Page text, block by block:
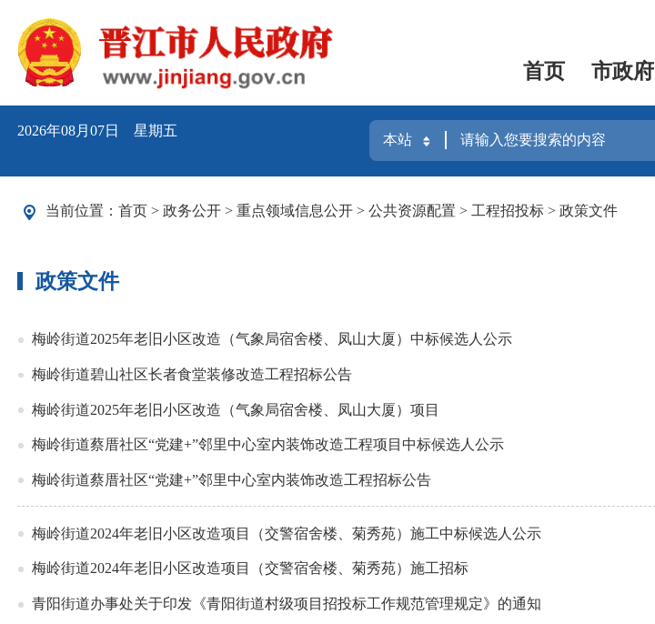
首页 市政府
2026年08月07日 星期五
当前位置： 首页 > 政务公开 > 重点领域信息公开 > 公共资源配置 > 工程招投标 > 政策文件
政策文件
梅岭街道2025年老旧小区改造（气象局宿舍楼、凤山大厦）中标候选人公示
梅岭街道碧山社区长者食堂装修改造工程招标公告
梅岭街道2025年老旧小区改造（气象局宿舍楼、凤山大厦）项目
梅岭街道蔡厝社区“党建+”邻里中心室内装饰改造工程项目中标候选人公示
梅岭街道蔡厝社区“党建+”邻里中心室内装饰改造工程招标公告
梅岭街道2024年老旧小区改造项目（交警宿舍楼、菊秀苑）施工中标候选人公示
梅岭街道2024年老旧小区改造项目（交警宿舍楼、菊秀苑）施工招标
青阳街道办事处关于印发《青阳街道村级项目招投标工作规范管理规定》的通知